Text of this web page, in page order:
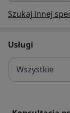
Szukaj innej
Usługi
Wszystkie